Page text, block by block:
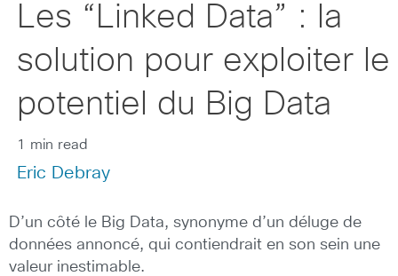
Les “Linked Data” : la
solution pour exploiter le
potentiel du Big Data
1 min read
Eric Debray
D’un côté le Big Data, synonyme d’un déluge de
données annoncé, qui contiendrait en son sein une
valeur inestimable.